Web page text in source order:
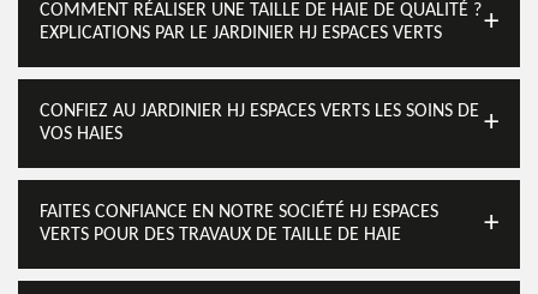
COMMENT RÉALISER UNE TAILLE DE HAIE DE QUALITÉ ?
EXPLICATIONS PAR LE JARDINIER HJ ESPACES VERTS
CONFIEZ AU JARDINIER HJ ESPACES VERTS LES SOINS DE
VOS HAIES
FAITES CONFIANCE EN NOTRE SOCIÉTÉ HJ ESPACES
VERTS POUR DES TRAVAUX DE TAILLE DE HAIE